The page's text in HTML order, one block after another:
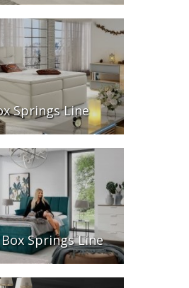
Springs Line
Springs Line